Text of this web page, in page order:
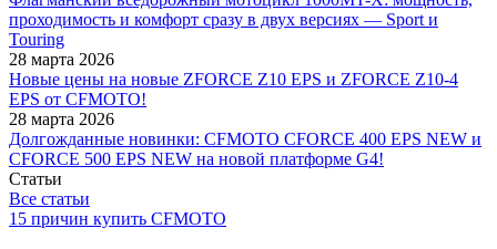
проходимость и комфорт сразу в двух версиях — Sport и
Touring
28 марта 2026
Новые цены на новые ZFORCE Z10 EPS и ZFORCE Z10-4
EPS от CFMOTO!
28 марта 2026
Долгожданные новинки: CFMOTO CFORCE 400 EPS NEW и
CFORCE 500 EPS NEW на новой платформе G4!
Статьи
Все статьи
15 причин купить CFMOTO